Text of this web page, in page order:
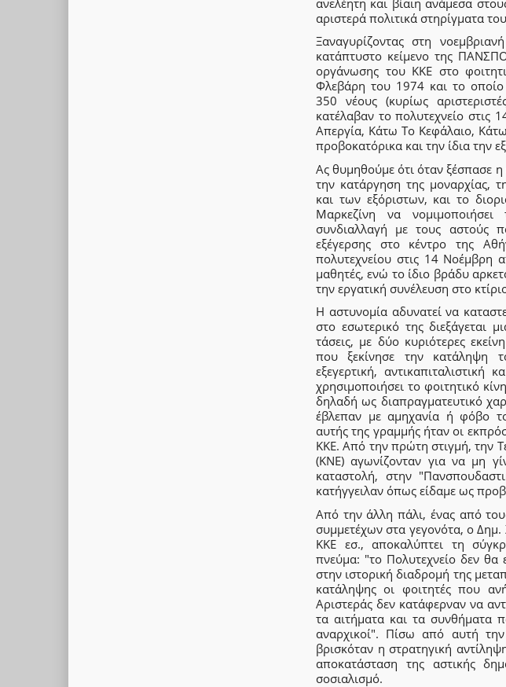
αριστερά πολιτικά στηρίγματα
Ξαναγυρίζοντας στη
κατάπτυστο κείμενο της
οργάνωσης του ΚΚΕ στο
Φλεβάρη του 1974 και το οποίο
350 νέους (κυρίως
κατέλαβαν το πολυτεχνείο
Απεργία, Κάτω Το Κεφάλαιο,
προβοκατόρικα και την ίδια την
Ας θυμηθούμε ότι όταν ξέσπασε
την κατάργηση της μοναρχίας,
και των εξόριστων, και το
Μαρκεζίνη να
συνδιαλλαγή με τους αστούς
εξέγερσης στο κέντρο της
πολυτεχνείου στις 14 Νοέμβρη
μαθητές, ενώ το ίδιο βράδυ
την εργατική συνέλευση στο
Η αστυνομία αδυνατεί να
στο εσωτερικό της διεξάγεται
τάσεις, με δύο κυριότερες
που ξεκίνησε την κατάληψη
εξεγερτική, αντικαπιταλιστική
χρησιμοποιήσει το φοιτητικό
δηλαδή ως διαπραγματευτικό
έβλεπαν με αμηχανία ή φόβο
αυτής της γραμμής ήταν οι
ΚΚΕ. Από την πρώτη στιγμή, την
(ΚΝΕ) αγωνίζονταν για να μη
καταστολή, στην
κατήγγειλαν όπως είδαμε ως
Από την άλλη πάλι, ένας από
συμμετέχων στα γεγονότα, ο
KKE εσ., αποκαλύπτει τη
πνεύμα: "το Πολυτεχνείο δεν θα
στην ιστορική διαδρομή της
κατάληψης οι φοιτητές που
Αριστεράς δεν κατάφερναν να
τα αιτήματα και τα συνθήματα
αναρχικοί". Πίσω από αυτή
βρισκόταν η στρατηγική
αποκατάσταση της αστικής
σοσιαλισμό.